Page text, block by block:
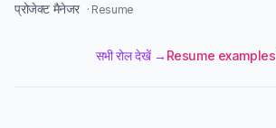
प्रोजेक्ट मैनेजर · Resume
सभी रोल देखें → Resume